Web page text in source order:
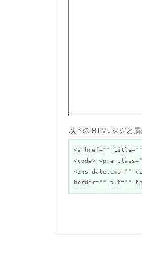
以下の HTML タグと属
<a href="" title=""
<code> <pre
<ins datetime=""
border="" alt=""